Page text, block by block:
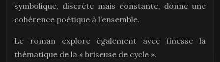
symbolique, discrète mais constante, donne une
cohérence poétique à l’ensemble.
Le roman explore également avec finesse la
thématique de la « briseuse de cycle ».